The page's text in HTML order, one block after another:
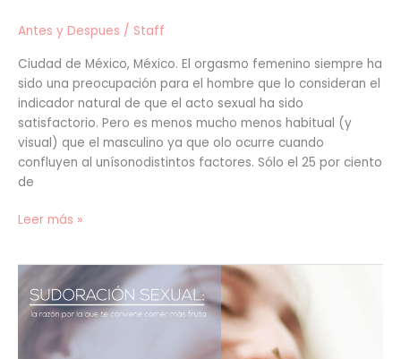
Antes y Despues / Staff
Ciudad de México, México. El orgasmo femenino siempre ha
sido una preocupación para el hombre que lo consideran el
indicador natural de que el acto sexual ha sido
satisfactorio. Pero es menos mucho menos habitual (y
visual) que el masculino ya que olo ocurre cuando
confluyen al unísonodistintos factores. Sólo el 25 por ciento
de
Leer más »
Sudoración
sexual: